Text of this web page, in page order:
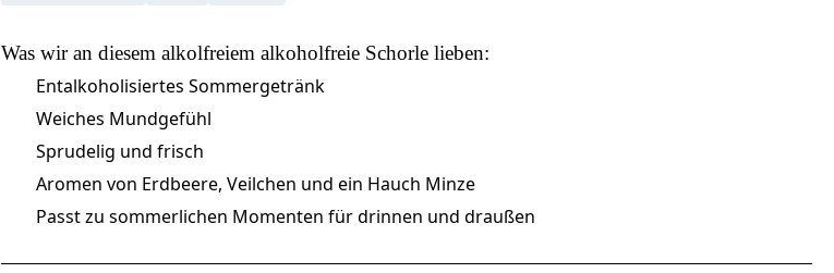
Was wir an diesem alkolfreiem alkoholfreie Schorle lieben:
Entalkoholisiertes Sommergetränk
Weiches Mundgefühl
Sprudelig und frisch
Aromen von Erdbeere, Veilchen und ein Hauch Minze
Passt zu sommerlichen Momenten für drinnen und draußen